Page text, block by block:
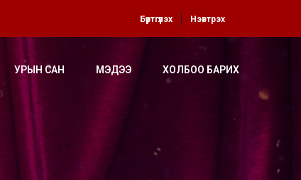
Бүртгүүлэх Нэвтрэх
УРЫН САН МЭДЭЭ ХОЛБОО БАРИХ